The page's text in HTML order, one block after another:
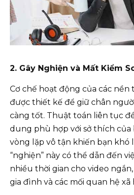
2. Gây Nghiện và Mất Kiểm
Cơ chế hoạt động của các nền
được thiết kế để giữ chân
càng tốt. Thuật toán liên tục
dung phù hợp với sở thích của
vòng lặp vô tận khiến bạn khó
“nghiện” này có thể dẫn đến
nhiều thời gian cho video
gia đình và các mối quan hệ xã